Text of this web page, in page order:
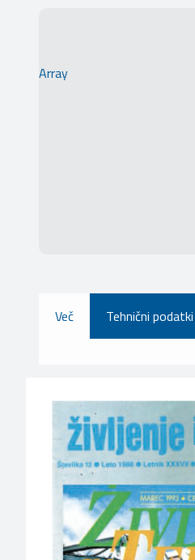
Array
Več Tehnični podatki